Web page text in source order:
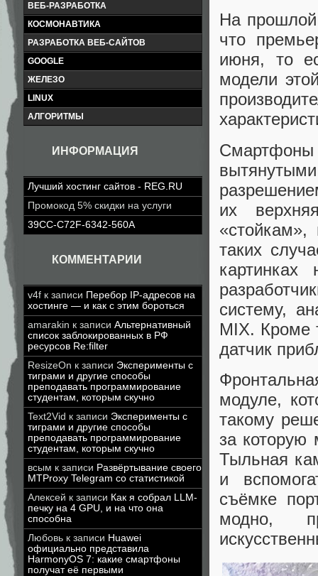
ВЕБ-РАЗРАБОТКА
КОСМОНАВТИКА
РАЗРАБОТКА ВЕБ-САЙТОВ
GOOGLE
ЖЕЛЕЗО
LINUX
АЛГОРИТМЫ
ИНФОРМАЦИЯ
Лучший хостинг сайтов - REG.RU
Промокод 5% скидки на услуги
39CC-C72F-6342-560A
КОММЕНТАРИИ
v4f к записи Перебор IP-адресов на
хостинге — и как с этим бороться
amarakin к записи Альтернативный
список заблокированных в РФ
ресурсов Re:filter
ResizeOn к записи Эксперименты с
тиграми и другие способы
преподавать программирование
студентам, которым скучно
Text2Vid к записи Эксперименты с
тиграми и другие способы
преподавать программирование
студентам, которым скучно
всым к записи Развёртывание своего
MTProxy Telegram со статистикой
Алексей к записи Как я собрал LLM-
печку на 4 GPU, и на что она
способна
Любовь к записи Huawei
официально представила
HarmonyOS 7: какие смартфоны
получат её первыми
На
что
июня, то
модели
их
таких
систему,
MIX. Кроме
датчик
модуле,
такому
за которую
Тыльная
и
съёмке
модно,